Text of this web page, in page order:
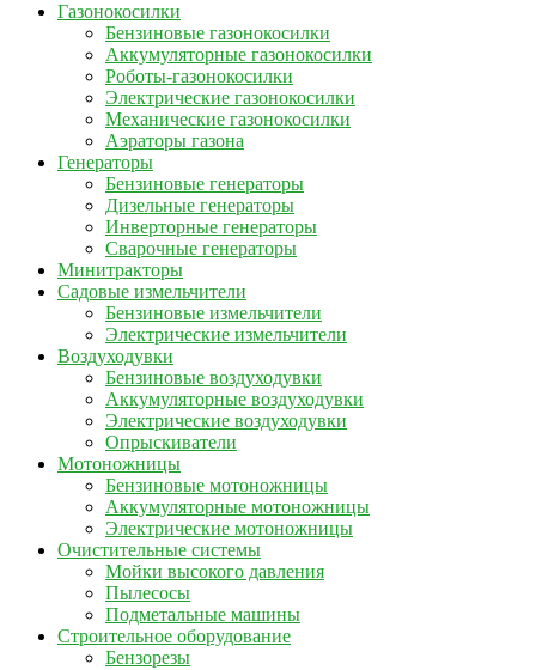
Газонокосилки
Бензиновые газонокосилки
Аккумуляторные газонокосилки
Роботы-газонокосилки
Электрические газонокосилки
Механические газонокосилки
Аэраторы газона
Генераторы
Бензиновые генераторы
Дизельные генераторы
Инверторные генераторы
Сварочные генераторы
Минитракторы
Садовые измельчители
Бензиновые измельчители
Электрические измельчители
Воздуходувки
Бензиновые воздуходувки
Аккумуляторные воздуходувки
Электрические воздуходувки
Опрыскиватели
Мотоножницы
Бензиновые мотоножницы
Аккумуляторные мотоножницы
Электрические мотоножницы
Очистительные системы
Мойки высокого давления
Пылесосы
Подметальные машины
Строительное оборудование
Бензорезы